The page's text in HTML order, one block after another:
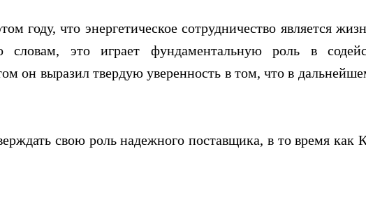
году, что энергетическое сотрудничество является
это играет фундаментальную роль в
он выразил твердую уверенность в том, что в
свою роль надежного поставщика, в то время как